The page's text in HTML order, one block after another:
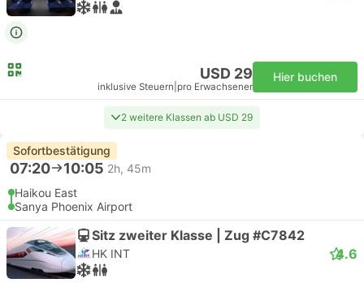
USD 29
inklusive Steuern pro Erwachsener
Hier buchen
2 weitere Klassen ab USD 29
Sofortbestätigung
07:20 10:05 2h, 45m
Haikou East
Sanya Phoenix Airport
Sitz zweiter Klasse | Zug #C7842
HK INT 4.6